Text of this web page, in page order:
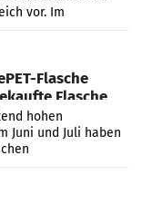
vor. Im
stehen zentrale
Flasche
Flasche
hohen
Juni und Juli haben
zu deutlichen
Während